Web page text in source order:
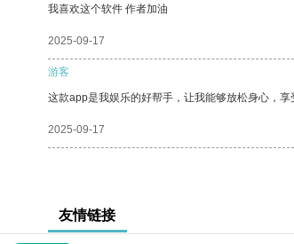
我喜欢这个软件 作者加油
2025-09-17
游客
这款app是我娱乐的好帮手，让我能够放松身心，享
2025-09-17
友情链接